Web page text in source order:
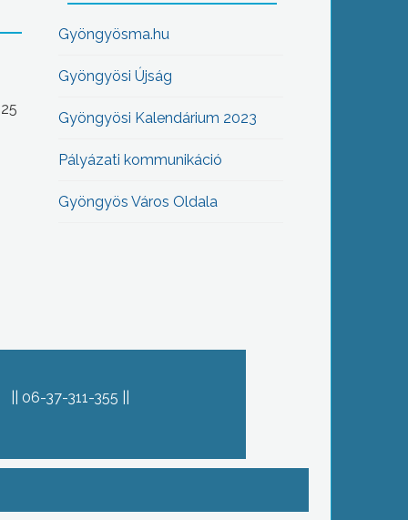
Gyöngyösma.hu
Gyöngyösi Újság
Gyöngyösi Kalendárium 2023
Pályázati kommunikáció
Gyöngyös Város Oldala
06-37-311-355